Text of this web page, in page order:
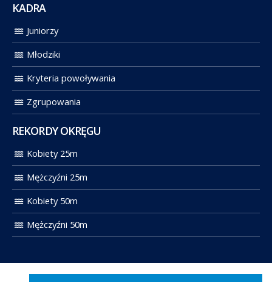
KADRA
Juniorzy
Młodziki
Kryteria powoływania
Zgrupowania
REKORDY OKRĘGU
Kobiety 25m
Mężczyźni 25m
Kobiety 50m
Mężczyźni 50m